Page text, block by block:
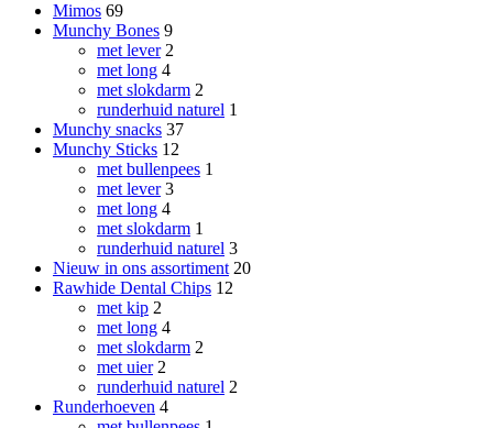
Mimos 69
Munchy Bones 9
met lever 2
met long 4
met slokdarm 2
runderhuid naturel 1
Munchy snacks 37
Munchy Sticks 12
met bullenpees 1
met lever 3
met long 4
met slokdarm 1
runderhuid naturel 3
Nieuw in ons assortiment 20
Rawhide Dental Chips 12
met kip 2
met long 4
met slokdarm 2
met uier 2
runderhuid naturel 2
Runderhoeven 4